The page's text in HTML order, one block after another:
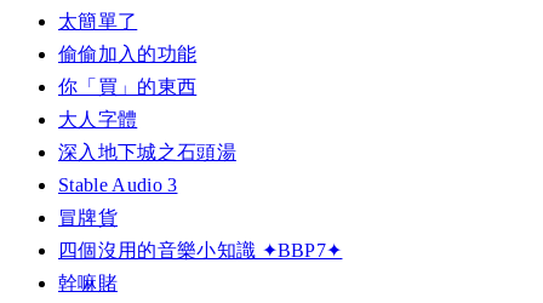
太簡單了
偷偷加入的功能
你「買」的東西
大人字體
深入地下城之石頭湯
Stable Audio 3
冒牌貨
四個沒用的音樂小知識 ✦BBP7✦
幹嘛賭